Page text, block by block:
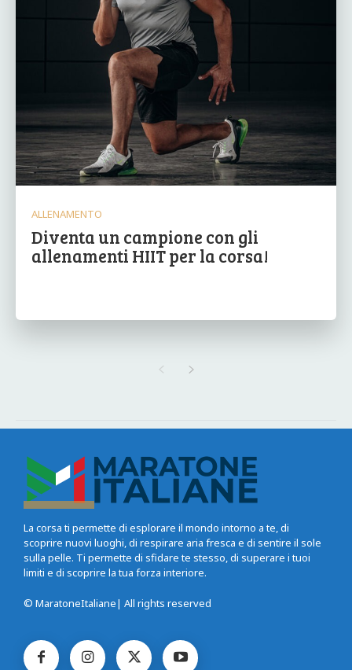
ALLENAMENTO
Diventa un campione con gli
allenamenti HIIT per la corsa!
La corsa ti permette di esplorare il mondo intorno a te, di
scoprire nuovi luoghi, di respirare aria fresca e di sentire il sole
sulla pelle. Ti permette di sfidare te stesso, di superare i tuoi
limiti e di scoprire la tua forza interiore.
© MaratoneItaliane| All rights reserved